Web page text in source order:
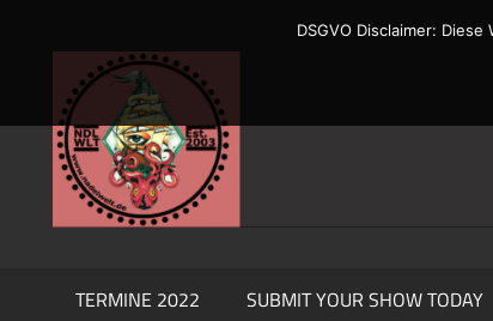
springen
Du
sollst
Dir
ein
Bildnis
machen
TERMINE 2022 SUBMIT YOUR SHOW TODAY
DSGVO Disclaimer: